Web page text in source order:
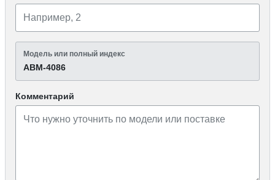
Модель или полный индекс
АВМ-4086
Комментарий